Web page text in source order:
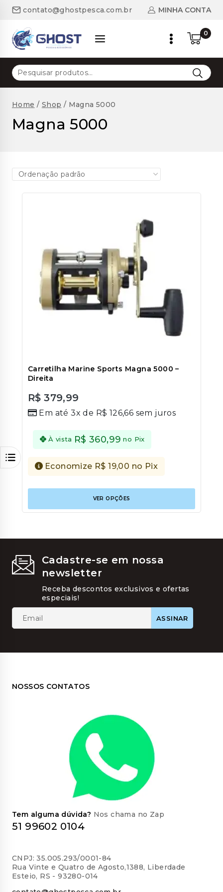
contato@ghostpesca.com.br MINHA CONTA
0
Pesquisar
por:
Home / Shop / Magna 5000
Magna 5000
Carretilha Marine Sports Magna 5000 –
Direita
out
R$379,99
Em até 3x de R$ 126,66 sem juros
À vista R$360,99 no Pix
Economize R$19,00 no Pix
VER OPÇÕES
tem
As
Cadastre-se em nossa
newsletter
Receba descontos exclusivos e ofertas
especiais!
NOSSOS CONTATOS
Tem alguma dúvida? Nos chama no Zap
51 99602 0104
CNPJ: 35.005.293/0001-84
Rua Vinte e Quatro de Agosto,1388, Liberdade
Esteio, RS - 93280-014